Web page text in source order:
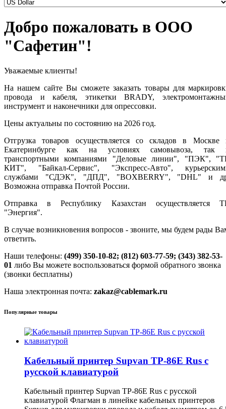
Добро пожаловать в ООО
"Сафетин"!
Уважаемые клиенты!
На нашем сайте Вы сможете заказать товары для
провода и кабеля, этикетки BRADY,
инструмент и наконечники для опрессовки.
Цены актуальны по состоянию на 2026 год.
Отгрузка товаров осуществляется со складов в Москве
Екатеринбурге как на условиях самовывоза, так
транспортными компаниями "Деловые линии", "ПЭК",
КИТ", "Байкал-Сервис", "Экспресс-Авто",
службами "СДЭК", "ДПД", "BOXBERRY", "DHL" и
Возможна отправка Почтой России.
Отправка в Республику Казахстан осуществляется
"Энергия".
В случае возникновения вопросов - звоните, мы будем рады
ответить.
Наши телефоны: (499) 350-10-82; (812) 603-77-59; (343) 382-53-
01 либо Вы можете воспользоваться формой обратного звонка
(звонки бесплатны)
Наша электронная почта: zakaz@cablemark.ru
Популярные товары
Кабельный принтер Supvan TP-86E Rus с
русской клавиатурой
Кабельный принтер Supvan TP-86E Rus с русской
клавиатурой Флагман в линейке кабельных принтеров